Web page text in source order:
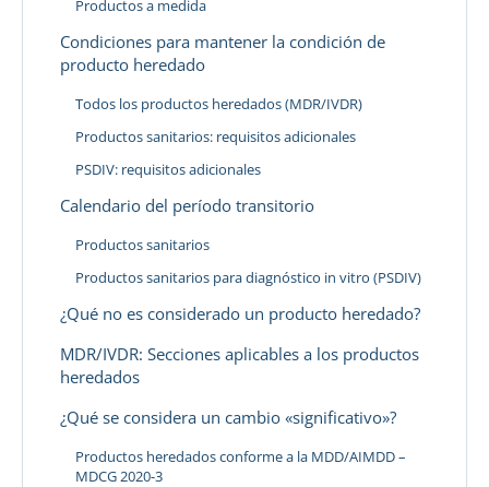
Productos a medida
Condiciones para mantener la condición de
producto heredado
Todos los productos heredados (MDR/IVDR)
Productos sanitarios: requisitos adicionales
PSDIV: requisitos adicionales
Calendario del período transitorio
Productos sanitarios
Productos sanitarios para diagnóstico in vitro (PSDIV)
¿Qué no es considerado un producto heredado?
MDR/IVDR: Secciones aplicables a los productos
heredados
¿Qué se considera un cambio «significativo»?
Productos heredados conforme a la MDD/AIMDD –
MDCG 2020-3